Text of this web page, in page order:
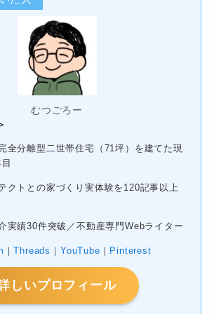
むつごろー
全分離型二世帯住宅（71坪）を建てた現
クトとの家づくり実体験を120記事以上
実績30件突破／不動産専門Webライター
｜Threads ｜ YouTube ｜ Pinterest
しいプロフィール